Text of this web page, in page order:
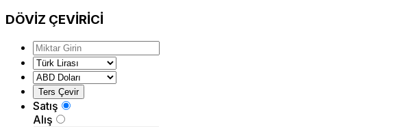
DÖVİZ ÇEVİRİCİ
Satış
Alış